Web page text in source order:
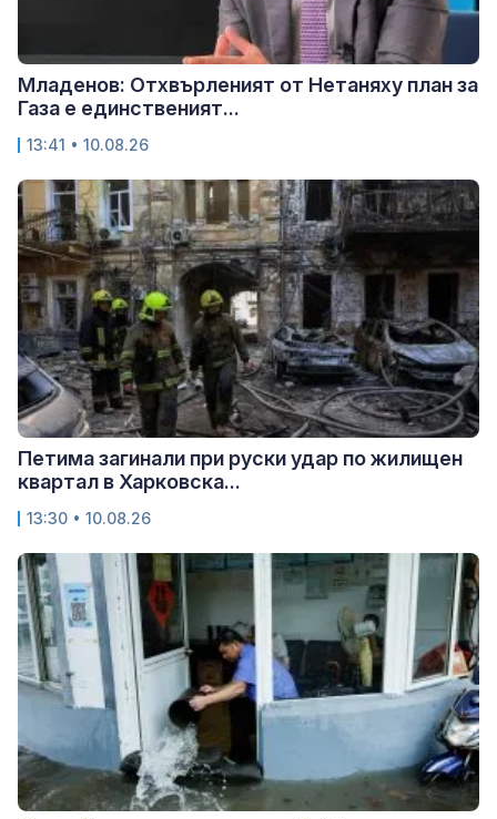
Младенов: Отхвърленият от Нетаняху план за
Газа е единственият...
13:41 • 10.08.26
Петима загинали при руски удар по жилищен
квартал в Харковска...
13:30 • 10.08.26